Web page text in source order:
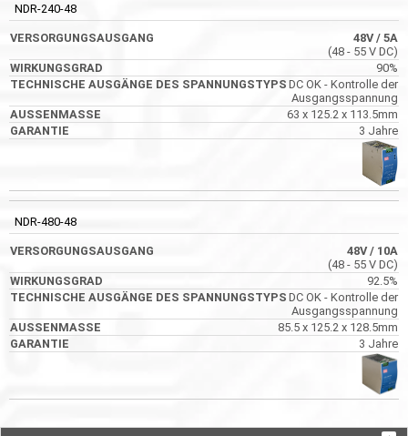
NDR-240-48
48V/ 5A
(48 - 55 V DC)
90%
DC OK - Kontrolle der
Ausgangsspannung
63 x 125.2 x 113.5mm
3 Jahre
NDR-480-48
48V/ 10A
(48 - 55 V DC)
92.5%
DC OK - Kontrolle der
Ausgangsspannung
85.5 x 125.2 x 128.5mm
3 Jahre